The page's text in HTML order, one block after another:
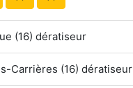
(16) dératiseur
Carrières (16) dératiseur